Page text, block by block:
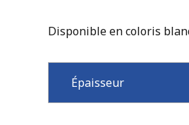
Disponible en coloris
Épaisseur